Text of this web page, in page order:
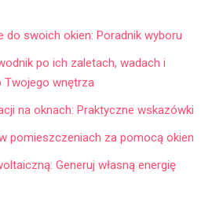
do swoich okien: Poradnik wyboru
po ich zaletach, wadach i
Twojego wnętrza
na oknach: Praktyczne wskazówki
pomieszczeniach za pomocą okien
Generuj własną energię